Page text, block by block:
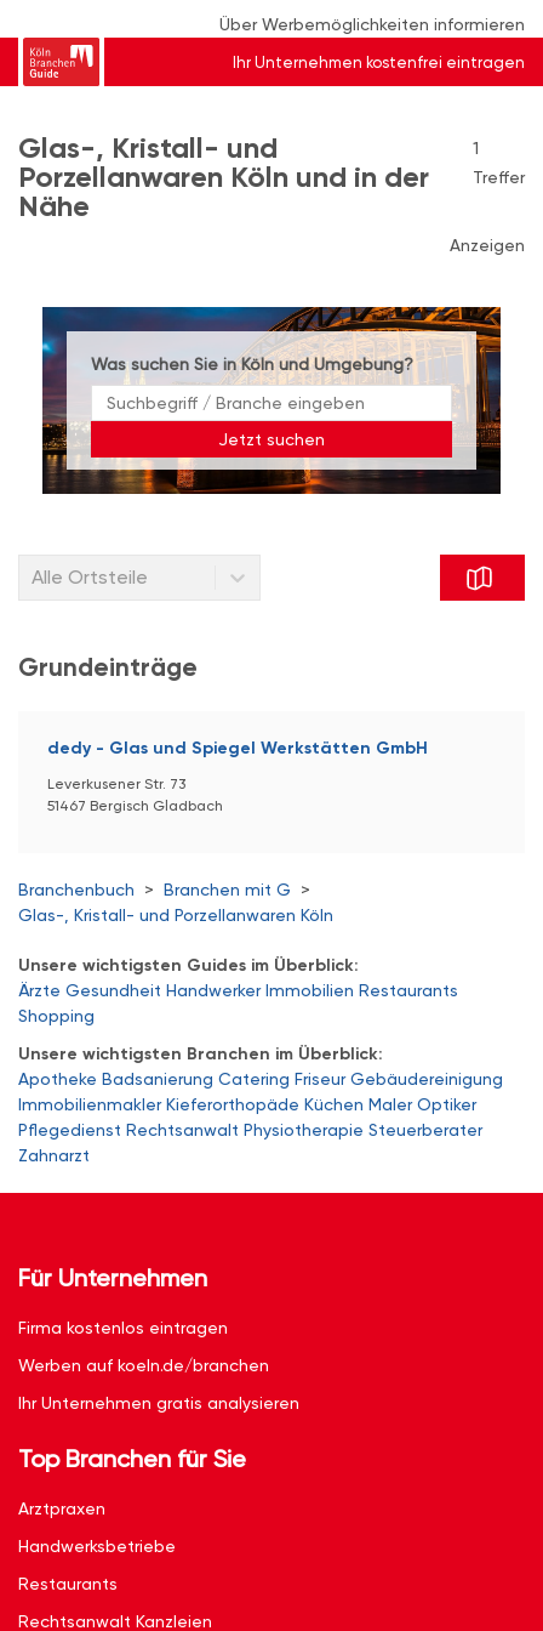
Über Werbemöglichkeiten informieren
Ihr Unternehmen kostenfrei eintragen
Glas-, Kristall- und
Porzellanwaren Köln und in der
Nähe
1
Treffer
Anzeigen
Was suchen Sie in Köln und Umgebung?
Jetzt suchen
Alle Ortsteile
Grundeinträge
dedy - Glas und Spiegel Werkstätten GmbH
Leverkusener Str. 73
51467 Bergisch Gladbach
Branchenbuch > Branchen mit G
>
Glas-, Kristall- und Porzellanwaren Köln
Unsere wichtigsten Guides im Überblick:
Ärzte Gesundheit Handwerker Immobilien Restaurants
Shopping
Unsere wichtigsten Branchen im Überblick:
Apotheke Badsanierung Catering Friseur Gebäudereinigung
Immobilienmakler Kieferorthopäde Küchen Maler Optiker
Pflegedienst Rechtsanwalt Physiotherapie Steuerberater
Zahnarzt
Für Unternehmen
Firma kostenlos eintragen
Werben auf koeln.de/branchen
Ihr Unternehmen gratis analysieren
Top Branchen für Sie
Arztpraxen
Handwerksbetriebe
Restaurants
Rechtsanwalt Kanzleien